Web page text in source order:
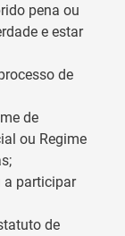
pena ou
e estar
de
de
ou Regime
a participar
de